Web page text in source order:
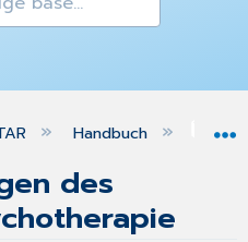
hierarchy
Handbuch
des